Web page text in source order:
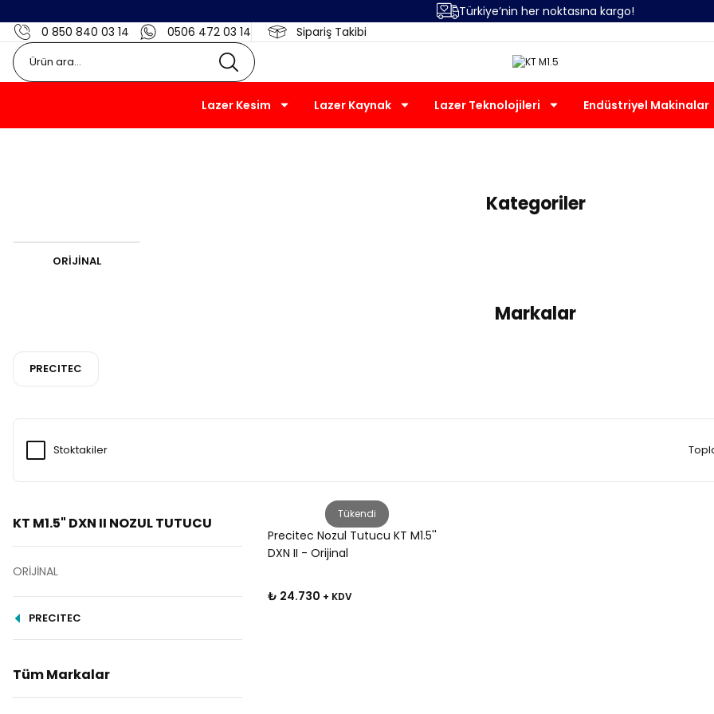
Türkiye’nin her noktasına kargo!
0 850 840 03 14
0506 472 03 14 Sipariş Takibi
Lazer Kesim Lazer Kaynak Lazer Teknolojileri Endüstriyel Makinalar
Kategoriler
ORİJİNAL
Markalar
PRECITEC
Stoktakiler
KT M1.5" DXN II NOZUL TUTUCU
ORİJİNAL
PRECITEC
Tüm Markalar
Tükendi
Precitec Nozul Tutucu KT M1.5''
DXN II - Orijinal
₺ 24.730 + KDV